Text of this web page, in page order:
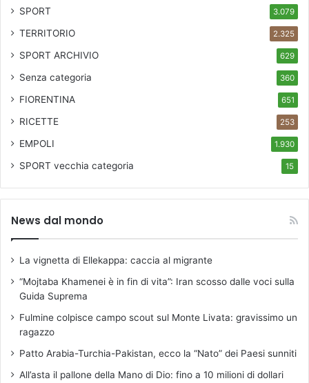
SPORT 3.079
TERRITORIO 2.325
SPORT ARCHIVIO 629
Senza categoria 360
FIORENTINA 651
RICETTE 253
EMPOLI 1.930
SPORT vecchia categoria 15
News dal mondo
La vignetta di Ellekappa: caccia al migrante
“Mojtaba Khamenei è in fin di vita”: Iran scosso dalle voci sulla
Guida Suprema
Fulmine colpisce campo scout sul Monte Livata: gravissimo un
ragazzo
Patto Arabia-Turchia-Pakistan, ecco la “Nato” dei Paesi sunniti
All’asta il pallone della Mano di Dio: fino a 10 milioni di dollari